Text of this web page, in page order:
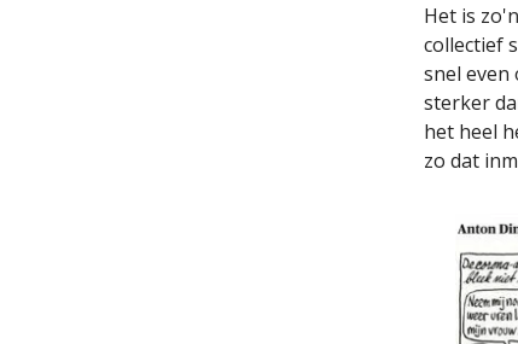
Het is
collectief
snel even
sterker
het heel
zo dat